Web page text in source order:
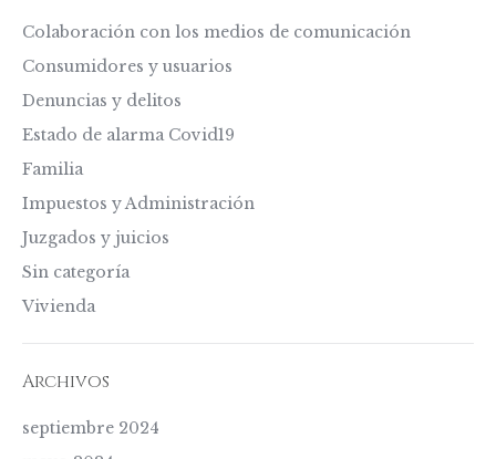
Colaboración con los medios de comunicación
Consumidores y usuarios
Denuncias y delitos
Estado de alarma Covid19
Familia
Impuestos y Administración
Juzgados y juicios
Sin categoría
Vivienda
Archivos
septiembre 2024